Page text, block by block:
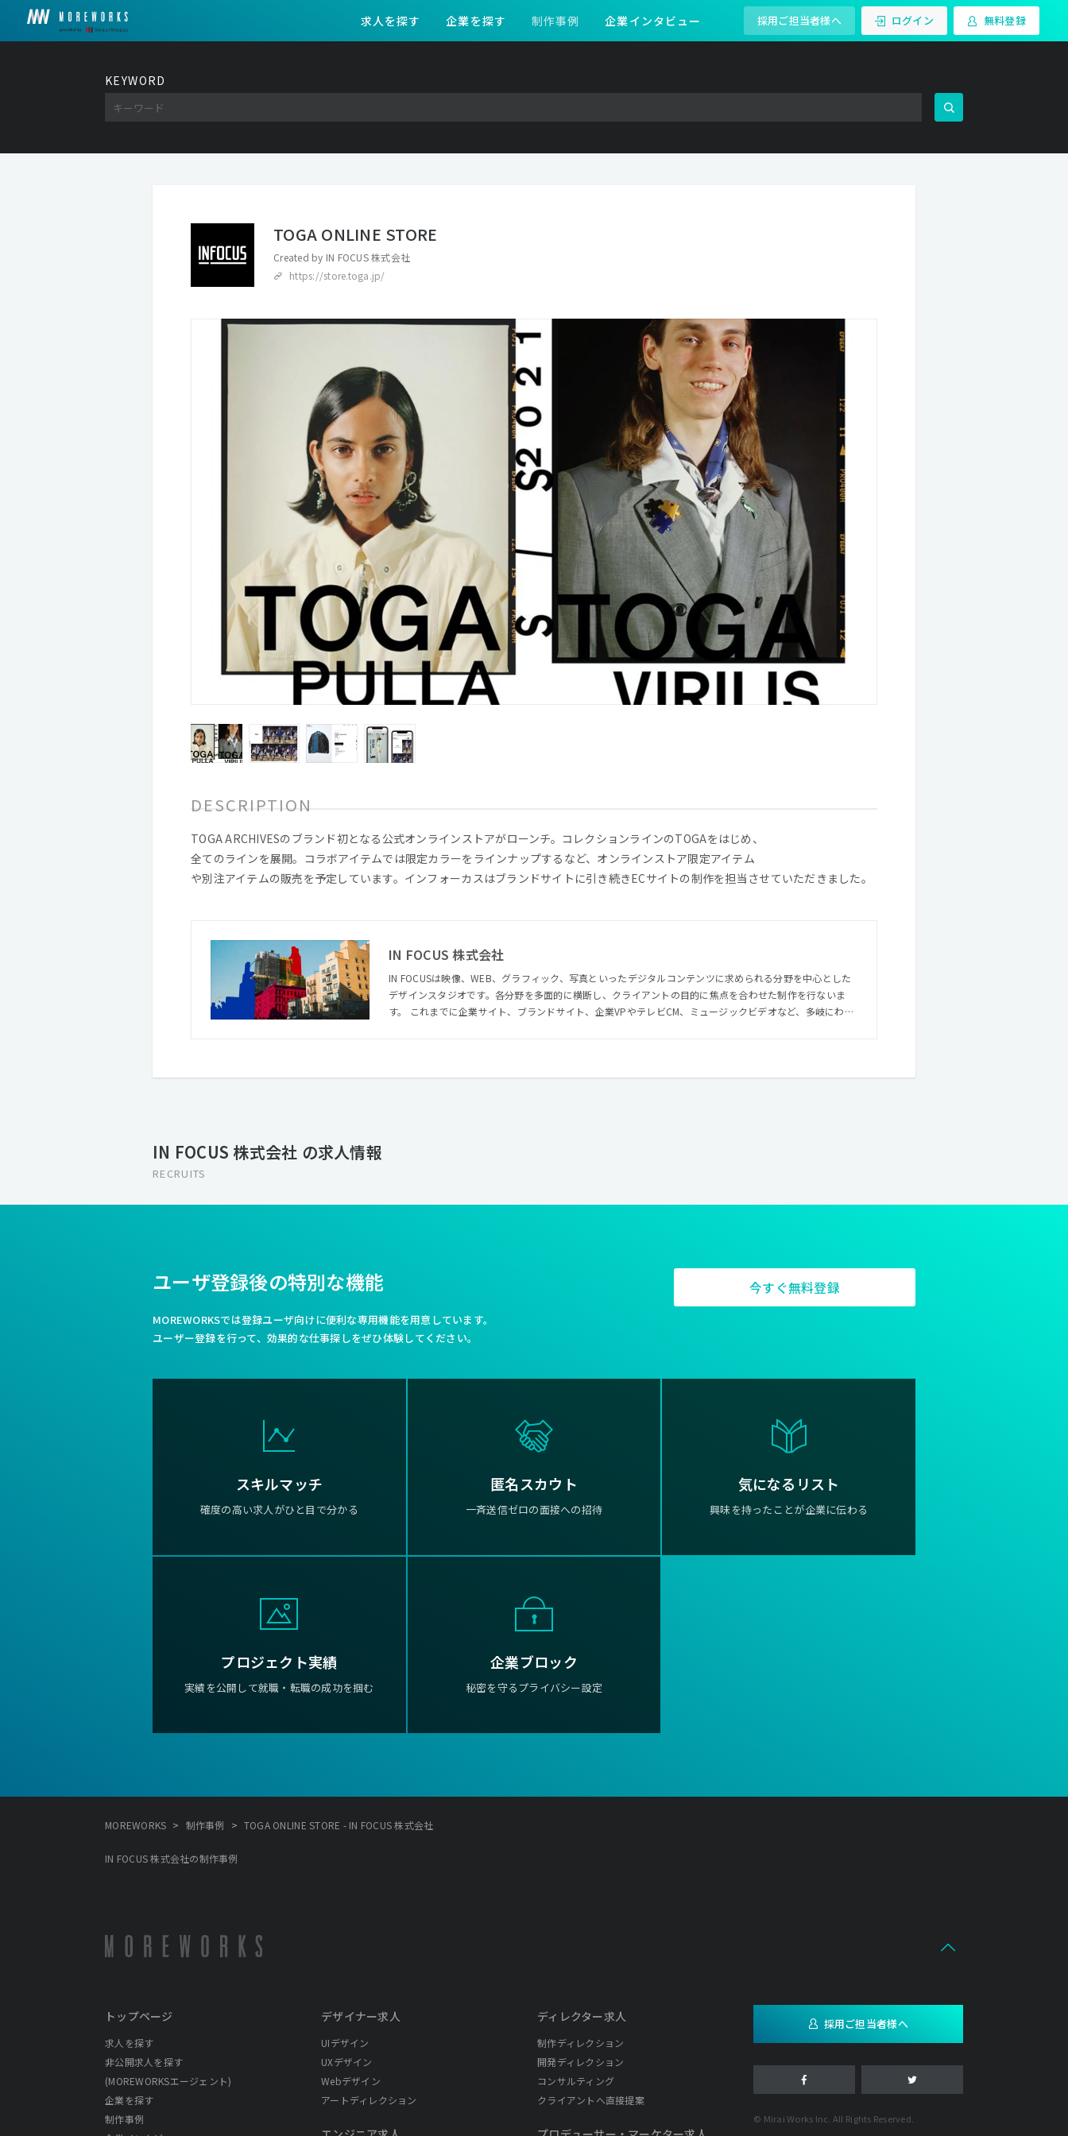
求人を探す 企業を探す 制作事例 企業インタビュー 採用ご担当者様へ ログイン 無料登録
KEYWORD
TOGA ONLINE STORE
Created by IN FOCUS 株式会社
https://store.toga.jp/
DESCRIPTION
TOGA ARCHIVESのブランド初となる公式オンラインストアがローンチ。コレクションラインのTOGAをはじめ、
全てのラインを展開。コラボアイテムでは限定カラーをラインナップするなど、オンラインストア限定アイテム
や別注アイテムの販売を予定しています。インフォーカスはブランドサイトに引き続きECサイトの制作を担当させていただきました。
IN FOCUS 株式会社
IN FOCUSは映像、WEB、グラフィック、写真といったデジタルコンテンツに求められる分野を中心とした
デザインスタジオです。各分野を多面的に横断し、クライアントの目的に焦点を合わせた制作を行ないま
す。 これまでに企業サイト、ブランドサイト、企業VPやテレビCM、ミュージックビデオなど、多岐にわた
実施し、クオリティの高いものをアウトプットとして提供しています。 ほかにも社屋の1Fと地下には
IN FOCUS 株式会社 の求人情報
RECRUITS
ユーザ登録後の特別な機能
MOREWORKSでは登録ユーザ向けに便利な専用機能を用意しています。
ユーザー登録を行って、効果的な仕事探しをぜひ体験してください。
今すぐ無料登録
スキルマッチ
確度の高い求人がひと目で分かる
匿名スカウト
一斉送信ゼロの面接への招待
気になるリスト
興味を持ったことが企業に伝わる
プロジェクト実績
実績を公開して就職・転職の成功を掴む
企業ブロック
秘密を守るプライバシー設定
MOREWORKS > 制作事例 > TOGA ONLINE STORE - IN FOCUS 株式会社
IN FOCUS 株式会社の制作事例
トップページ
求人を探す
非公開求人を探す
(MOREWORKSエージェント)
企業を探す
制作事例
デザイナー求人
UIデザイン
UXデザイン
Webデザイン
アートディレクション
ディレクター求人
制作ディレクション
開発ディレクション
コンサルティング
クライアントへ直接提案
採用ご担当者様へ
© Mirai Works Inc. All Rights Reserved.